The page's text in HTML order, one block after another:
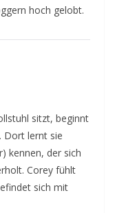
hoch gelobt.
sitzt, beginnt
Dort lernt sie
kennen, der sich
Corey fühlt
sich mit